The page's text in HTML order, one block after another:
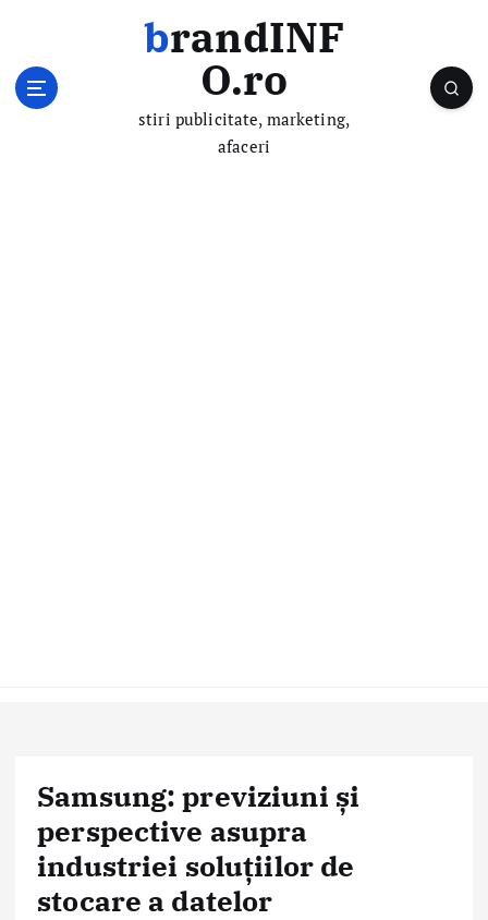
brandINF
O.ro
stiri publicitate, marketing,
afaceri
Samsung: previziuni și
perspective asupra
industriei soluțiilor de
stocare a datelor